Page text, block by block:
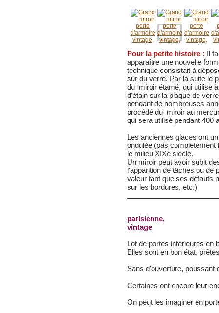
Pour la petite histoire : Il
apparaître une nouvelle
technique consistait à
sur du verre. Par la suite le
du miroir étamé, qui utilise
d'étain sur la plaque de
pendant de nombreuses
procédé du miroir au
qui sera utilisé pendant 400
Les anciennes glaces ont
ondulée (pas
le milieu XIXe siècle.
Un miroir peut avoir subit
l'apparition de tâches ou de
valeur tant que ses défauts
sur les bordures, etc.)
parisienne,
vintage
Lot de portes intérieures en
Elles sont en bon état,
Sans d'ouverture, poussant
Certaines ont encore leur
On peut les imaginer en